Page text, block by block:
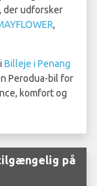
der udforsker
,
Billeje i Penang
Perodua-bil for
komfort og
på